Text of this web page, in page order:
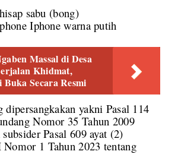
sabu (bong)
Iphone warna putih
Massal di Desa
Khidmat,
Secara Resmi
dipersangkakan yakni Pasal 114
Nomor 35 Tahun 2009
Pasal 609 ayat (2)
Nomor 1 Tahun 2023 tentang